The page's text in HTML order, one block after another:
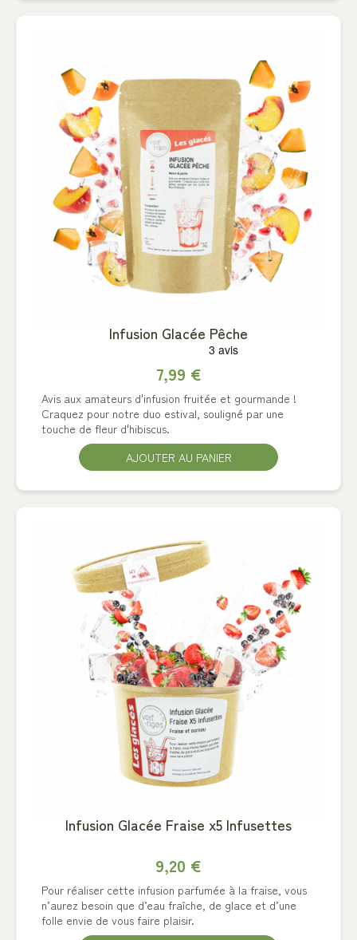
Infusion Glacée Pêche
7,99 €
Avis aux amateurs d'infusion fruitée et gourmande !
Craquez pour notre duo estival, souligné par une
touche de fleur d'hibiscus.
AJOUTER AU PANIER
Infusion Glacée Fraise x5 Infusettes
9,20 €
Pour réaliser cette infusion parfumée à la fraise, vous
n’aurez besoin que d’eau fraîche, de glace et d’une
folle envie de vous faire plaisir.